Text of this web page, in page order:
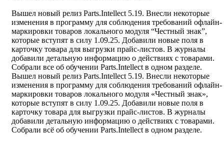
Вышел новый релиз Parts.Intellect 5.19. Внесли некоторые
изменения в программу для соблюдения требований офлайн-
маркировки товаров локального модуля “Честный знак”,
которые вступят в силу 1.09.25. Добавили новые поля в
карточку товара для выгрузки прайс-листов. В журналы
добавили детальную информацию о действиях с товарами.
Собрали все об обучении Parts.Intellect в одном разделе.
Вышел новый релиз Parts.Intellect 5.19. Внесли некоторые
изменения в программу для соблюдения требований офлайн-
маркировки товаров локального модуля «Честный знак»,
которые вступят в силу 1.09.25. Добавили новые поля в
карточку товара для выгрузки прайс-листов. В журналы
добавили детальную информацию о действиях с товарами.
Собрали всё об обучении Parts.Intellect в одном разделе.